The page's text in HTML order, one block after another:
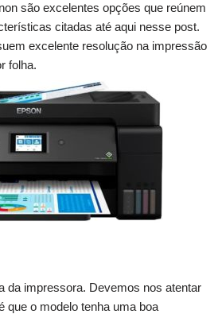
são excelentes opções que reúnem
citadas até aqui nesse post.
excelente resolução na impressão
folha.
da impressora. Devemos nos atentar
que o modelo tenha uma boa